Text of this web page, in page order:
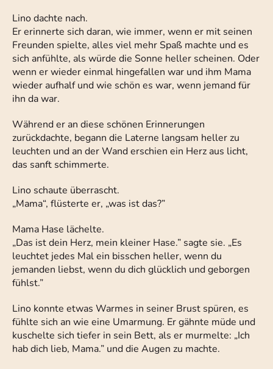
Lino dachte nach.
Er erinnerte sich daran, wie immer, wenn er mit seinen
Freunden spielte, alles viel mehr Spaß machte und es
sich anfühlte, als würde die Sonne heller scheinen. Oder
wenn er wieder einmal hingefallen war und ihm Mama
wieder aufhalf und wie schön es war, wenn jemand für
ihn da war.
Während er an diese schönen Erinnerungen
zurückdachte, begann die Laterne langsam heller zu
leuchten und an der Wand erschien ein Herz aus licht,
das sanft schimmerte.
Lino schaute überrascht.
„Mama“, flüsterte er, „was ist das?”
Mama Hase lächelte.
„Das ist dein Herz, mein kleiner Hase.” sagte sie. „Es
leuchtet jedes Mal ein bisschen heller, wenn du
jemanden liebst, wenn du dich glücklich und geborgen
fühlst.”
Lino konnte etwas Warmes in seiner Brust spüren, es
fühlte sich an wie eine Umarmung. Er gähnte müde und
kuschelte sich tiefer in sein Bett, als er murmelte: „Ich
hab dich lieb, Mama.” und die Augen zu machte.